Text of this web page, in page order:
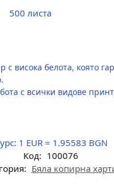
500 листа
с висока белота, която
с всички видове
1 EUR = 1.95583 BGN
Код: 100076
Бяла копирна